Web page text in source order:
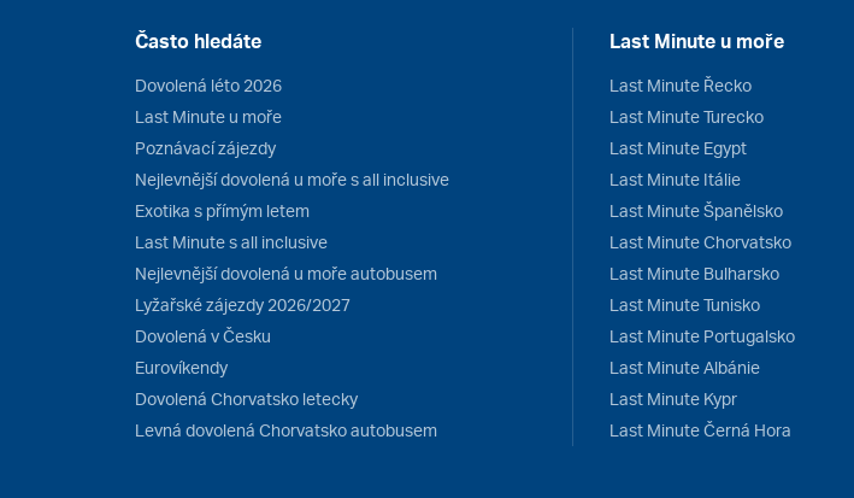
Často hledáte
Dovolená léto 2026
Last Minute u moře
Poznávací zájezdy
Nejlevnější dovolená u moře s all inclusive
Exotika s přímým letem
Last Minute s all inclusive
Nejlevnější dovolená u moře autobusem
Lyžařské zájezdy 2026/2027
Dovolená v Česku
Eurovíkendy
Dovolená Chorvatsko letecky
Levná dovolená Chorvatsko autobusem
Last Minute u moře
Last Minute Řecko
Last Minute Turecko
Last Minute Egypt
Last Minute Itálie
Last Minute Španělsko
Last Minute Chorvatsko
Last Minute Bulharsko
Last Minute Tunisko
Last Minute Portugalsko
Last Minute Albánie
Last Minute Kypr
Last Minute Černá Hora